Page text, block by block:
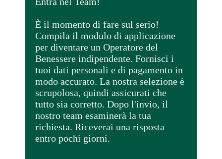
È il momento di fare sul serio!
Compila il modulo di applicazione
per diventare un Operatore del
Benessere indipendente. Fornisci i
tuoi dati personali e di pagamento in
modo accurato. La nostra selezione è
scrupolosa, quindi assicurati che
tutto sia corretto. Dopo l'invio, il
nostro team esaminerà la tua
richiesta. Riceverai una risposta
entro pochi giorni.